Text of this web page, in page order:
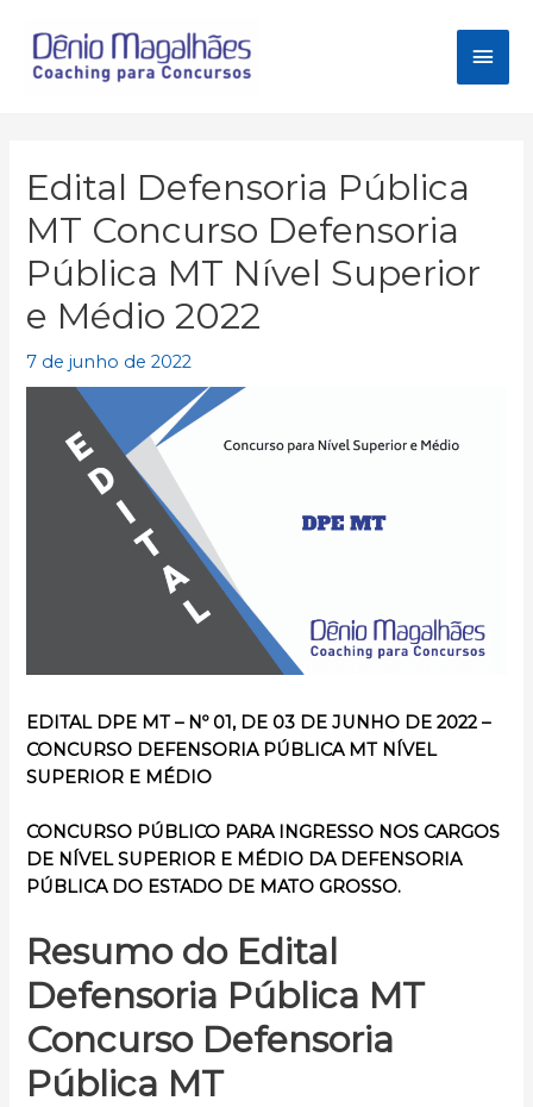
para
Edital Defensoria Pública
MT Concurso Defensoria
Pública MT Nível Superior
e Médio 2022
7 de junho de 2022
EDITAL DPE MT – Nº 01, DE 03 DE JUNHO DE 2022 –
CONCURSO DEFENSORIA PÚBLICA MT NÍVEL
SUPERIOR E MÉDIO
CONCURSO PÚBLICO PARA INGRESSO NOS CARGOS
DE NÍVEL SUPERIOR E MÉDIO DA DEFENSORIA
PÚBLICA DO ESTADO DE MATO GROSSO.
Resumo do Edital
Defensoria Pública MT
Concurso Defensoria
Pública MT